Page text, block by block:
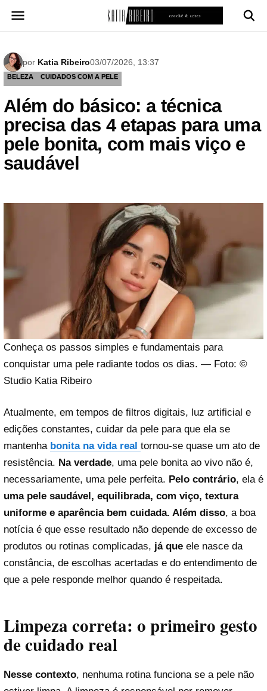
para
por Katia Ribeiro03/07/2026, 13:37
BELEZA CUIDADOS COM A PELE
Além do básico: a técnica
precisa das 4 etapas para uma
pele bonita, com mais viço e
saudável
Conheça os passos simples e fundamentais para
conquistar uma pele radiante todos os dias. — Foto: ©
Studio Katia Ribeiro
Atualmente, em tempos de filtros digitais, luz artificial e
edições constantes, cuidar da pele para que ela se
mantenha bonita na vida real tornou-se quase um ato de
resistência. Na verdade, uma pele bonita ao vivo não é,
necessariamente, uma pele perfeita. Pelo contrário, ela é
uma pele saudável, equilibrada, com viço, textura
uniforme e aparência bem cuidada. Além disso, a boa
notícia é que esse resultado não depende de excesso de
produtos ou rotinas complicadas, já que ele nasce da
constância, de escolhas acertadas e do entendimento de
que a pele responde melhor quando é respeitada.
Limpeza correta: o primeiro gesto
de cuidado real
Nesse contexto, nenhuma rotina funciona se a pele não